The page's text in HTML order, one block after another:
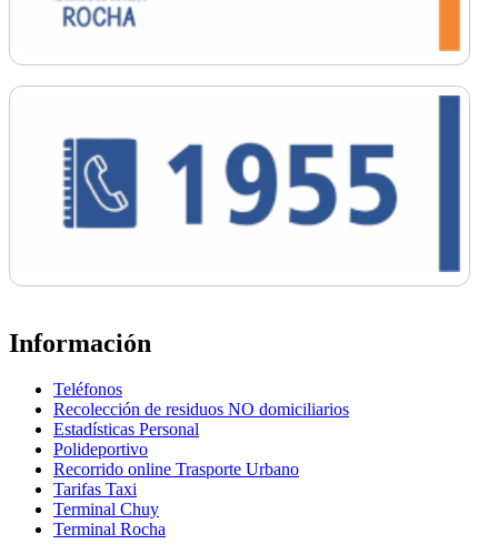
Información
Teléfonos
Recolección de residuos NO domiciliarios
Estadísticas Personal
Polideportivo
Recorrido online Trasporte Urbano
Tarifas Taxi
Terminal Chuy
Terminal Rocha